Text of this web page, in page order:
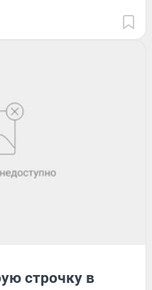
строчку в